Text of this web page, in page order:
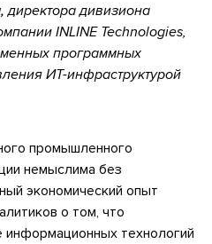
директора дивизиона
INLINE Technologies,
программных
ИТ-инфраструктурой
промышленного
немыслима без
экономический опыт
о том, что
технологий